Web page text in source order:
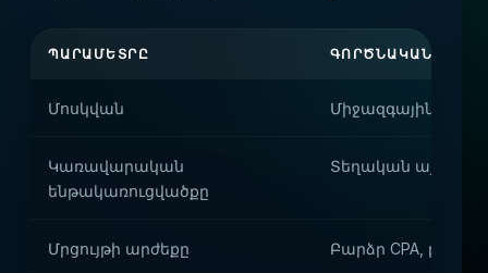
ՊԱՐԱՄԵՏՐԸ ԳՈՐԾՆԱԿԱՆ
Մոսկվան Միջազգային
Կառավարական
ենթակառուցվածքը
Տեղական
Մրցույթի արժեքը Բարձր CPA, բայց